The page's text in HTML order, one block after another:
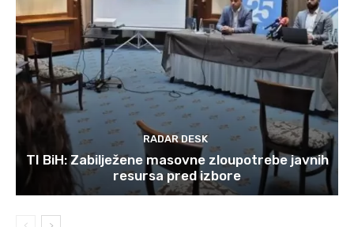
RADAR DESK
TI BiH: Zabilježene masovne zloupotrebe javnih
resursa pred izbore